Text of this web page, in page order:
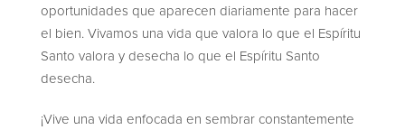
oportunidades que aparecen diariamente para hacer
el bien. Vivamos una vida que valora lo que el Espíritu
Santo valora y desecha lo que el Espíritu Santo
desecha.
¡Vive una vida enfocada en sembrar constantemente